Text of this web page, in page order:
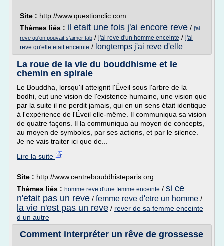
Site : http://www.questionclic.com
Thèmes liés : il etait une fois j'ai encore reve / j'ai
reve qu'on pouvait s'aimer tab / j'ai reve d'un homme enceinte / j'ai
reve qu'elle etait enceinte / longtemps j'ai reve d'elle
La roue de la vie du bouddhisme et le
chemin en spirale
Le Bouddha, lorsqu'il atteignit l'Éveil sous l'arbre de la
bodhi, eut une vision de l'existence humaine, une vision que
par la suite il ne perdit jamais, qui en un sens était identique
à l'expérience de l'Éveil elle-même. Il communiqua sa vision
de quatre façons. Il la communiqua au moyen de concepts,
au moyen de symboles, par ses actions, et par le silence.
Je ne vais traiter ici que de...
Lire la suite
Site : http://www.centrebouddhisteparis.org
Thèmes liés : homme reve d'une femme enceinte / si ce
n'etait pas un reve / femme reve d'etre un homme /
la vie n'est pas un reve / rever de sa femme enceinte
d un autre
Comment interpréter un rêve de grossesse